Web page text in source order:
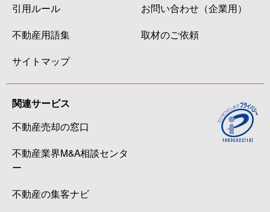
引用ルール
不動産用語集
サイトマップ
お問い合わせ（企業用）
取材のご依頼
関連サービス
不動産売却の窓口
不動産業界M&A相談センタ
ー
不動産の集客ナビ